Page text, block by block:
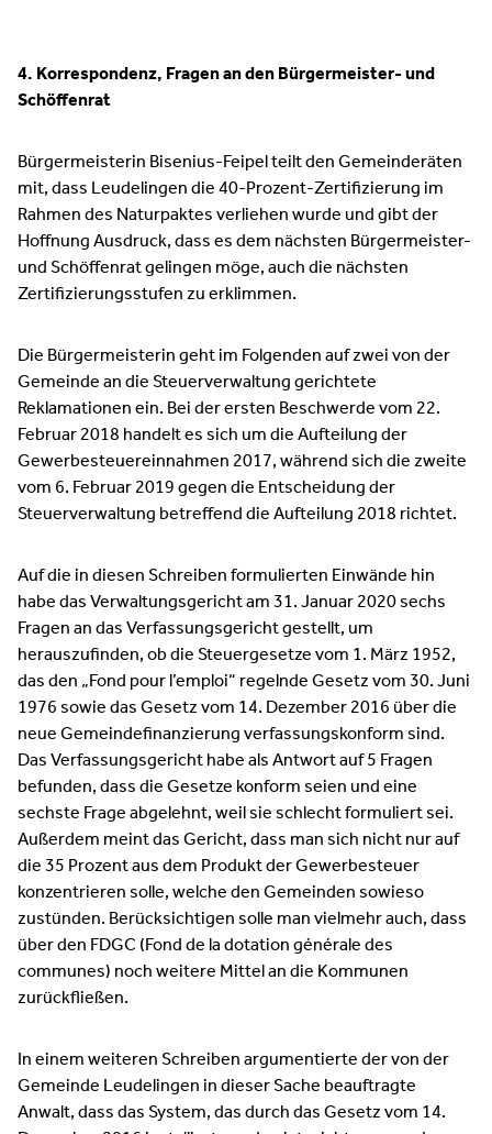
4. Korrespondenz, Fragen an den Bürgermeister- und
Schöffenrat
Bürgermeisterin Bisenius-Feipel teilt den Gemeinderäten
mit, dass Leudelingen die 40-Prozent-Zertifizierung im
Rahmen des Naturpaktes verliehen wurde und gibt der
Hoffnung Ausdruck, dass es dem nächsten Bürgermeister-
und Schöffenrat gelingen möge, auch die nächsten
Zertifizierungsstufen zu erklimmen.
Die Bürgermeisterin geht im Folgenden auf zwei von der
Gemeinde an die Steuerverwaltung gerichtete
Reklamationen ein. Bei der ersten Beschwerde vom 22.
Februar 2018 handelt es sich um die Aufteilung der
Gewerbesteuereinnahmen 2017, während sich die zweite
vom 6. Februar 2019 gegen die Entscheidung der
Steuerverwaltung betreffend die Aufteilung 2018 richtet.
Auf die in diesen Schreiben formulierten Einwände hin
habe das Verwaltungsgericht am 31. Januar 2020 sechs
Fragen an das Verfassungsgericht gestellt, um
herauszufinden, ob die Steuergesetze vom 1. März 1952,
das den „Fond pour l’emploi“ regelnde Gesetz vom 30. Juni
1976 sowie das Gesetz vom 14. Dezember 2016 über die
neue Gemeindefinanzierung verfassungskonform sind.
Das Verfassungsgericht habe als Antwort auf 5 Fragen
befunden, dass die Gesetze konform seien und eine
sechste Frage abgelehnt, weil sie schlecht formuliert sei.
Außerdem meint das Gericht, dass man sich nicht nur auf
die 35 Prozent aus dem Produkt der Gewerbesteuer
konzentrieren solle, welche den Gemeinden sowieso
zustünden. Berücksichtigen solle man vielmehr auch, dass
über den FDGC (Fond de la dotation générale des
communes) noch weitere Mittel an die Kommunen
zurückfließen.
In einem weiteren Schreiben argumentierte der von der
Gemeinde Leudelingen in dieser Sache beauftragte
Anwalt, dass das System, das durch das Gesetz vom 14.